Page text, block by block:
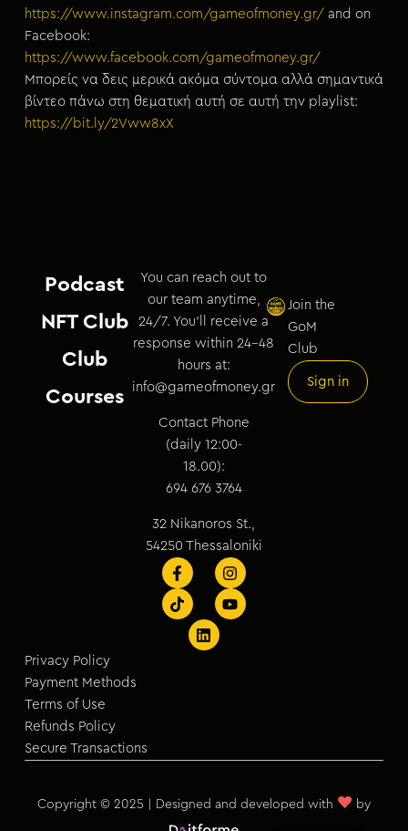
https://www.instagram.com/gameofmoney.gr/ and on
Facebook:
https://www.facebook.com/gameofmoney.gr/
Μπορείς να δεις μερικά ακόμα σύντομα αλλά σημαντικά
βίντεο πάνω στη θεματική αυτή σε αυτή την playlist:
https://bit.ly/2Vww8xX
Podcast
NFT Club
Club
Courses
You can reach out to
our team anytime,
24/7. You’ll receive a
response within 24–48
hours at:
info@gameofmoney.gr
Contact Phone
(daily 12:00-
18.00):
694 676 3764
32 Nikanoros St.,
54250 Thessaloniki
Join the
GoM
Club
Sign in
Privacy Policy
Payment Methods
Terms of Use
Refunds Policy
Secure Transactions
Copyright © 2025 | Designed and developed with ♥ by